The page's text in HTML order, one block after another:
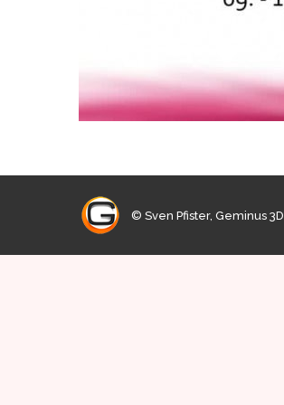
© Sven Pfister, Geminus 3D